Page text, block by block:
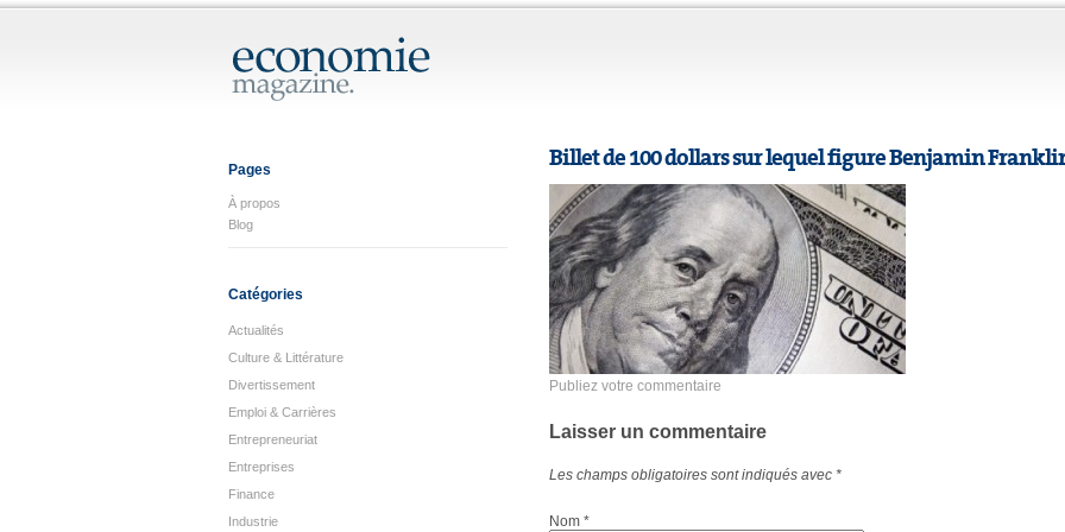
Pages
À propos
Blog
Catégories
Actualités
Culture & Littérature
Divertissement
Emploi & Carrières
Entrepreneuriat
Entreprises
Finance
Industrie
Billet de 100 dollars sur lequel figure Benjamin
Publiez votre commentaire
Laisser un commentaire
Les champs obligatoires sont indiqués avec *
Nom *